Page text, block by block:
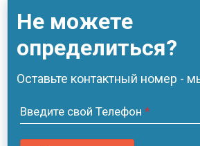
Не можете
определиться?
Оставьте контактный номер -
Введите свой Телефон *